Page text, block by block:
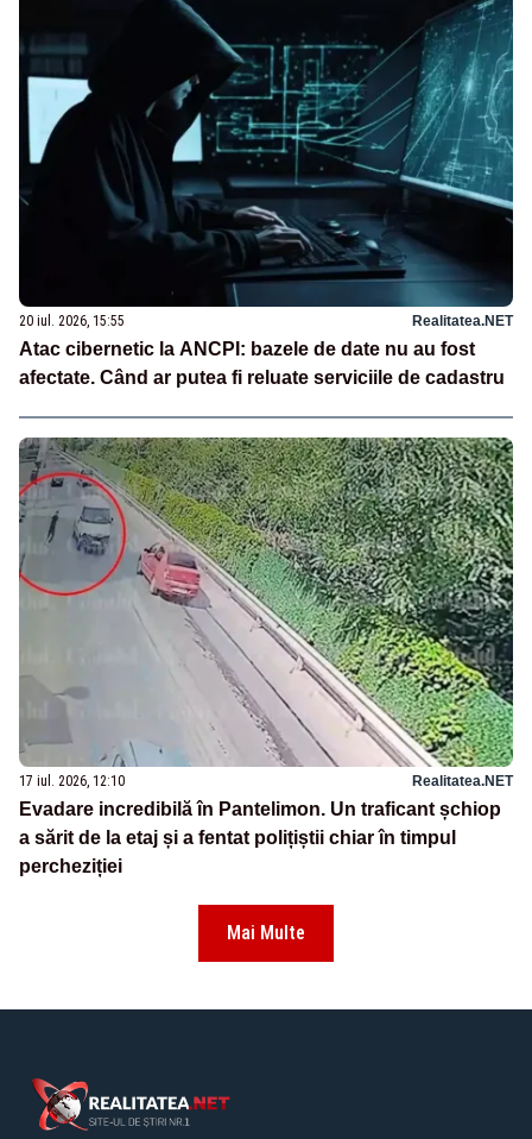
20 iul. 2026, 15:55 Realitatea.NET
Atac cibernetic la ANCPI: bazele de date nu au fost
afectate. Când ar putea fi reluate serviciile de cadastru
17 iul. 2026, 12:10 Realitatea.NET
Evadare incredibilă în Pantelimon. Un traficant șchiop
a sărit de la etaj și a fentat polițiștii chiar în timpul
percheziției
Mai Multe